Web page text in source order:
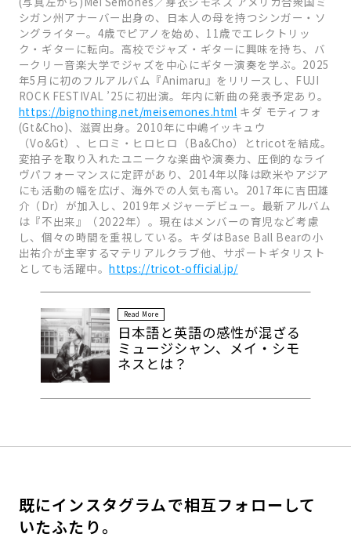
シガン州アナーバー出身の、日本人の母を持つシンガー・ソ
ングライター。4歳でピアノを始め、11歳でエレクトリッ
ク・ギターに転向。高校でジャズ・ギターに興味を持ち、バ
ークリー音楽大学でジャズを中心にギター演奏を学ぶ。2025
年5月に初のフルアルバム『Animaru』をリリースし、FUJI
ROCK FESTIVAL ’25に初出演。年内に新曲の発表予定あり。
https://bignothing.net/meisemones.html キダ モティフォ
(Gt&Cho)、滋賀出身。2010年に中嶋イッキュウ
（Vo&Gt）、ヒロミ・ヒロヒロ（Ba&Cho）とtricotを結成。
変拍子を取り入れたユニークな楽曲や演奏力、圧倒的なライ
ヴパフォーマンスに定評があり、2014年以降は欧米やアジア
にも活動の幅を広げ、海外での人気も高い。2017年に吉田雄
介（Dr）が加入し、2019年メジャーデビュー。最新アルバム
は『不出来』（2022年）。現在はメンバーの育児など考慮
し、個々の時間を重視している。キダはBase Ball Bearの小
出祐介が主宰するマテリアルクラブ他、サポートギタリスト
としても活躍中。https://tricot-official.jp/
Read More
日本語と英語の感性が混ざる
ミュージシャン、メイ・シモ
ネスとは？
既にインスタグラムで相互フォローして
いたふたり。